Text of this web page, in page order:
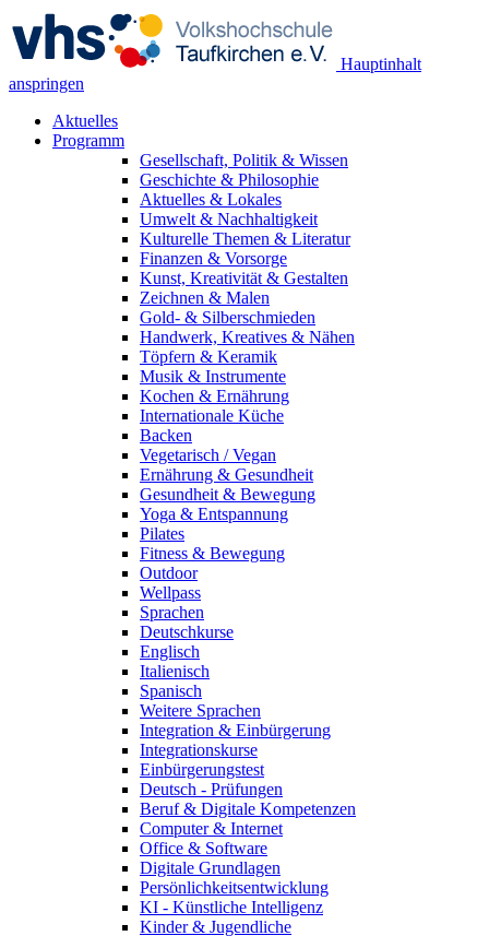
Hauptinhalt
anspringen
Aktuelles
Programm
Gesellschaft, Politik & Wissen
Geschichte & Philosophie
Aktuelles & Lokales
Umwelt & Nachhaltigkeit
Kulturelle Themen & Literatur
Finanzen & Vorsorge
Kunst, Kreativität & Gestalten
Zeichnen & Malen
Gold- & Silberschmieden
Handwerk, Kreatives & Nähen
Töpfern & Keramik
Musik & Instrumente
Kochen & Ernährung
Internationale Küche
Backen
Vegetarisch / Vegan
Ernährung & Gesundheit
Gesundheit & Bewegung
Yoga & Entspannung
Pilates
Fitness & Bewegung
Outdoor
Wellpass
Sprachen
Deutschkurse
Englisch
Italienisch
Spanisch
Weitere Sprachen
Integration & Einbürgerung
Integrationskurse
Einbürgerungstest
Deutsch - Prüfungen
Beruf & Digitale Kompetenzen
Computer & Internet
Office & Software
Digitale Grundlagen
Persönlichkeitsentwicklung
KI - Künstliche Intelligenz
Kinder & Jugendliche